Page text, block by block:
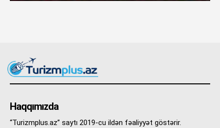
Haqqımızda
“Turizmplus.az” saytı 2019-cu ildən fəaliyyət göstərir.